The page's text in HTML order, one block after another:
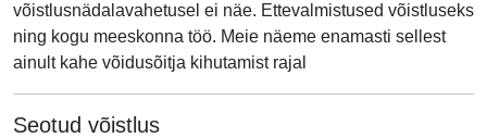
võistlusnädalavahetusel ei näe. Ettevalmistused võistluseks
ning kogu meeskonna töö. Meie näeme enamasti sellest
ainult kahe võidusõitja kihutamist rajal
Seotud võistlus